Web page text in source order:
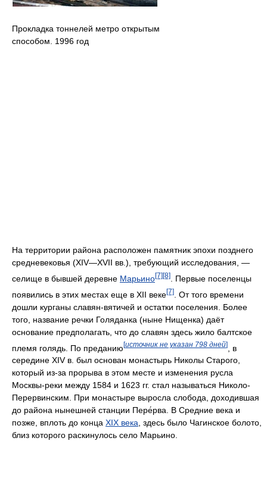
Прокладка тоннелей метро открытым
способом. 1996 год
На территории района расположен памятник эпохи позднего
средневековья (XIV—XVII вв.), требующий исследования, —
селище в бывшей деревне Марьино[7] [8]
. Первые поселенцы
появились в этих местах еще в XII веке[7]
. От того времени
дошли курганы славян-вятичей и остатки поселения. Более
того, название речки Голяданка (ныне Нищенка) даёт
основание предполагать, что до славян здесь жило балтское
племя голядь. По преданию [источник не указан 798 дней]
, в
середине XIV в. был основан монастырь Николы Старого,
который из-за прорыва в этом месте и изменения русла
Москвы-реки между 1584 и 1623 гг. стал называться Николо-
Перервинским. При монастыре выросла слобода, доходившая
до района нынешней станции Пере́рва. В Средние века и
позже, вплоть до конца XIX века, здесь было Чагинское болото,
близ которого раскинулось село Марьино.